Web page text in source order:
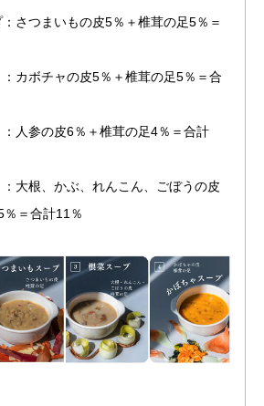
：さつまいもの皮5％＋椎茸の足5％＝
カボチャの皮5％＋椎茸の足5％＝合
人参の皮6％＋椎茸の足4％＝合計
根、かぶ、れんこん、ごぼうの皮
＝合計11％